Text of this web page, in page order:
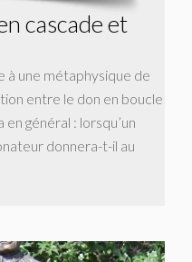
cascade et
à une métaphysique de
entre le don en boucle
général : lorsqu’un
donnera-t-il au